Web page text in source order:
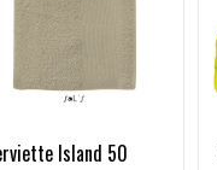
Island 50